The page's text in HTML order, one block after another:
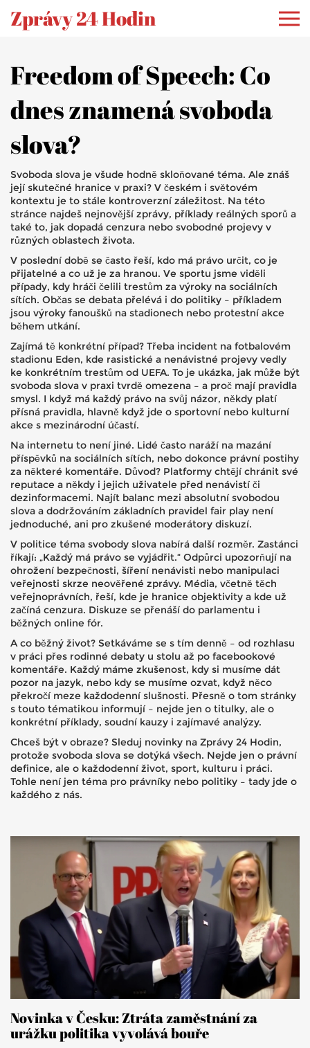
Zprávy 24 Hodin
Freedom of Speech: Co
dnes znamená svoboda
slova?
Svoboda slova je všude hodně skloňované téma. Ale znáš
její skutečné hranice v praxi? V českém i světovém
kontextu je to stále kontroverzní záležitost. Na této
stránce najdeš nejnovější zprávy, příklady reálných sporů a
také to, jak dopadá cenzura nebo svobodné projevy v
různých oblastech života.
V poslední době se často řeší, kdo má právo určit, co je
přijatelné a co už je za hranou. Ve sportu jsme viděli
případy, kdy hráči čelili trestům za výroky na sociálních
sítích. Občas se debata přelévá i do politiky – příkladem
jsou výroky fanoušků na stadionech nebo protestní akce
během utkání.
Zajímá tě konkrétní případ? Třeba incident na fotbalovém
stadionu Eden, kde rasistické a nenávistné projevy vedly
ke konkrétním trestům od UEFA. To je ukázka, jak může být
svoboda slova v praxi tvrdě omezena – a proč mají pravidla
smysl. I když má každý právo na svůj názor, někdy platí
přísná pravidla, hlavně když jde o sportovní nebo kulturní
akce s mezinárodní účastí.
Na internetu to není jiné. Lidé často naráží na mazání
příspěvků na sociálních sítích, nebo dokonce právní postihy
za některé komentáře. Důvod? Platformy chtějí chránit své
reputace a někdy i jejich uživatele před nenávistí či
dezinformacemi. Najít balanc mezi absolutní svobodou
slova a dodržováním základních pravidel fair play není
jednoduché, ani pro zkušené moderátory diskuzí.
V politice téma svobody slova nabírá další rozměr. Zastánci
říkají: „Každý má právo se vyjádřit.“ Odpůrci upozorňují na
ohrožení bezpečnosti, šíření nenávisti nebo manipulaci
veřejnosti skrze neověřené zprávy. Média, včetně těch
veřejnoprávních, řeší, kde je hranice objektivity a kde už
začíná cenzura. Diskuze se přenáší do parlamentu i
běžných online fór.
A co běžný život? Setkáváme se s tím denně – od rozhlasu
v práci přes rodinné debaty u stolu až po facebookové
komentáře. Každý máme zkušenost, kdy si musíme dát
pozor na jazyk, nebo kdy se musíme ozvat, když něco
překročí meze každodenní slušnosti. Přesně o tom stránky
s touto tématikou informují – nejde jen o titulky, ale o
konkrétní příklady, soudní kauzy i zajímavé analýzy.
Chceš být v obraze? Sleduj novinky na Zprávy 24 Hodin,
protože svoboda slova se dotýká všech. Nejde jen o právní
definice, ale o každodenní život, sport, kulturu i práci.
Tohle není jen téma pro právníky nebo politiky – tady jde o
každého z nás.
Novinka v Česku: Ztráta zaměstnání za
urážku politika vyvolává bouře